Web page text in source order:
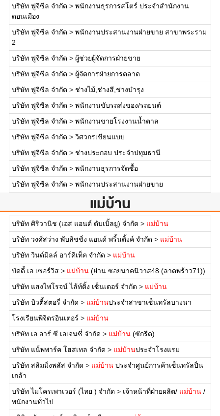
บริษัท ฟูจิซีล จำกัด > พนักงานธุรการสโตร์ ประจำสำนักงาน
ดอนเมือง
บริษัท ฟูจิซีล จำกัด > พนักงานประสานงานฝ่ายขาย สาขาพระราม
2
บริษัท ฟูจิซีล จำกัด > ผู้ช่วยผู้จัดการฝ่ายขาย
บริษัท ฟูจิซีล จำกัด > ผู้จัดการฝ่ายการตลาด
บริษัท ฟูจิซีล จำกัด > ช่างไม้,ช่างสี,ช่างบำรุง
บริษัท ฟูจิซีล จำกัด > พนักงานขับรถส่งของ/รถยนต์
บริษัท ฟูจิซีล จำกัด > พนักงานขายโรงงานน้ำตาล
บริษัท ฟูจิซีล จำกัด > วิศวกรเขียนแบบ
บริษัท ฟูจิซีล จำกัด > ช่างประกอบ ประจำปทุมธานี
บริษัท ฟูจิซีล จำกัด > พนักงานธุรการจัดซื้อ
บริษัท ฟูจิซีล จำกัด > พนักงานประสานงานฝ่ายขาย
แม่บ้าน
บริษัท ศิริวานิช (เอส แอนด์ ดับเบิ้ลยู) จำกัด > แม่บ้าน
บริษัท วงศ์สว่าง พับลิชชิ่ง แอนด์ พริ้นติ้งค์ จำกัด > แม่บ้าน
บริษัท วินด์มิลล์ อาร์คิเท็ค จำกัด > แม่บ้าน
บัดดี้ เอ เซอร์วิส > แม่บ้าน(ย่าน ซอยนาคนิวาส48 (ลาดพร้าว71))
บริษัท แสงไพโรจน์ ไล้ท์ติ้ง เซ็นเตอร์ จำกัด > แม่บ้าน
บริษัท บิวตี้สตอรี่ จำกัด > แม่บ้านประจำสาขาเซ็นทรัลบางนา
โรงเรียนพิจิตรอินเตอร์ > แม่บ้าน
บริษัท เอ อาร์ ซี เอเจนซี่ จำกัด > แม่บ้าน(ซักรีด)
บริษัท แน็พพาร์ค โฮสเทล จำกัด > แม่บ้านประจำโรงแรม
บริษัท สลิมมิ่งพลัส จำกัด > แม่บ้านประจำศูนย์การค้าเซ็นทรัลปิ่น
เกล้า
บริษัท ไมโครเพาเวอร์ (ไทย ) จำกัด > เจ้าหน้าที่ฝ่ายผลิต/ แม่บ้าน/
พนักงานทั่วไป